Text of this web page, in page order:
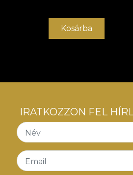
Kosárba
IRATKOZZON FEL
Név
Email